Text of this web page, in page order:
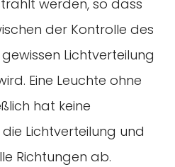
werden, so dass
der Kontrolle des
Lichtverteilung
Eine Leuchte ohne
hat keine
Lichtverteilung und
Richtungen ab.